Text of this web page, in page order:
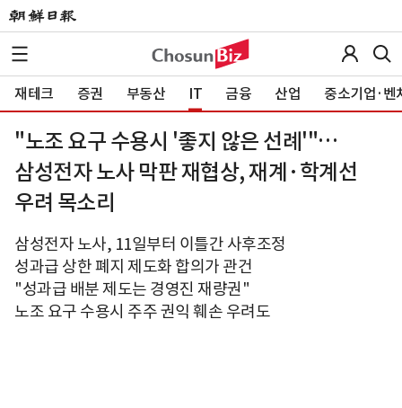
재테크 증권 부동산 IT 금융 산업 중소기업·벤
"노조 요구 수용시 '좋지 않은 선례'"…
삼성전자 노사 막판 재협상, 재계·학계선
우려 목소리
삼성전자 노사, 11일부터 이틀간 사후조정
성과급 상한 폐지 제도화 합의가 관건
"성과급 배분 제도는 경영진 재량권"
노조 요구 수용시 주주 권익 훼손 우려도